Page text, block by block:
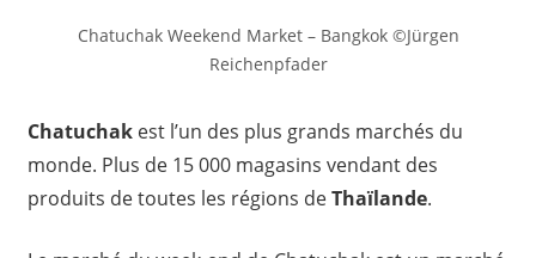
Chatuchak Weekend Market – Bangkok ©Jürgen
Reichenpfader
Chatuchakest l’un des plus grands marchés du
monde. Plus de 15 000 magasins vendant des
produits de toutes les régions deThaïlande.